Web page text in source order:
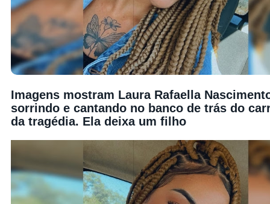
Imagens mostram Laura Rafaella
sorrindo e cantando no banco de trás do
da tragédia. Ela deixa um filho